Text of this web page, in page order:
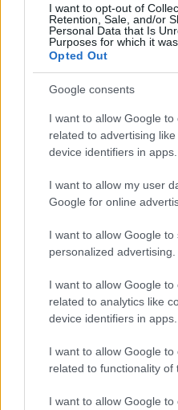
I want to opt-out of
Retention, Sale, and/or
Personal Data that Is
Purposes for which it
Opted Out
Google consents
I want to allow Google to
related to advertising
device identifiers in apps.
I want to allow my user
Google for online
I want to allow Google to
personalized advertising.
I want to allow Google to
related to analytics like
device identifiers in apps.
I want to allow Google to
related to functionality of
I want to allow Google to
vett súlyos történelmi
rendszerveltás után
mondanom: emberi
hozzájárult az, hogy hat
bosszúvágy, hanem az
forradalmunk békés
vezérelte. Őt is, ahogy
és Sólyom László
Ha a szír
érte volna el
felemelte volna szavát
idegenellenes
humanizmus
elleni uszítással szemben
Vagyon nem maradt
melyet családom egy
szeretne majd a
adózunk emléke előtt.
Benedek Márton